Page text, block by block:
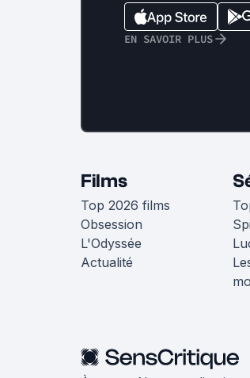
EN SAVOIR PLUS
Films
Top 2026 films
Obsession
L'Odyssée
Actualité